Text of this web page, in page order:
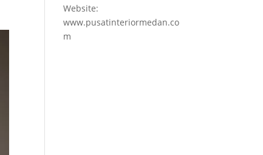
Website:
www.pusatinteriormedan.co
m